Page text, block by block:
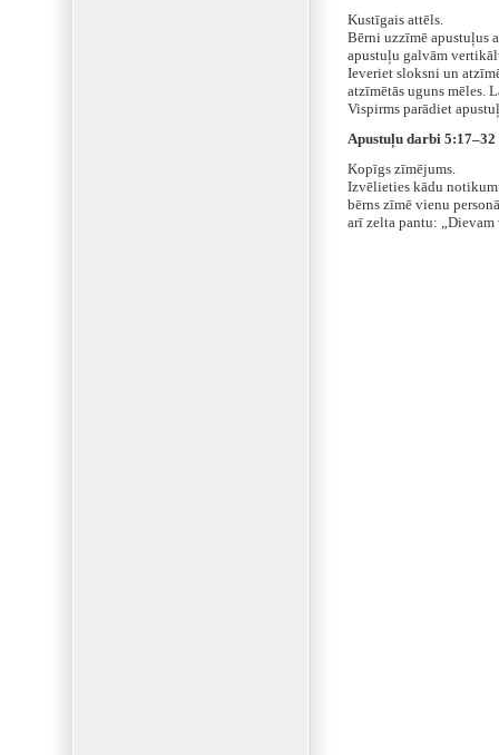
Kustīgais attēls.
Bērni uzzīmē apustuļus
apustuļu galvām
Ieveriet sloksni un
atzīmētās uguns mēles.
Vispirms parādiet
Apustuļu darbi 5:17–32
Kopīgs zīmējums.
Izvēlieties kādu
bērns zīmē vienu
arī zelta pantu: